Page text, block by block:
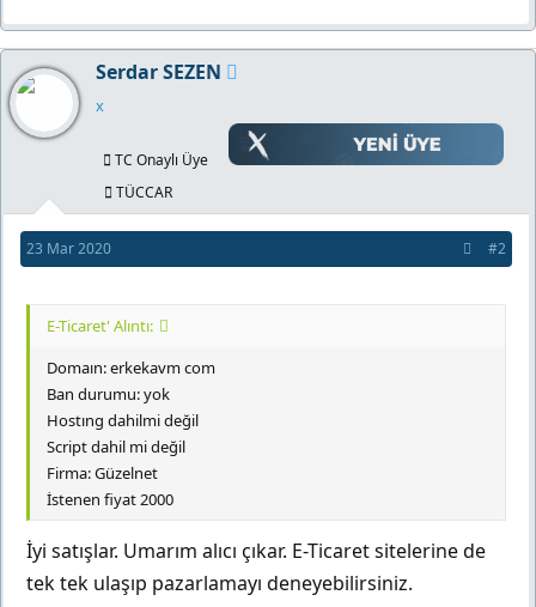
Serdar SEZEN
x
TC Onaylı Üye
TÜCCAR
23 Mar 2020 #2
E-Ticaret' Alıntı:
Domaın: erkekavm com
Ban durumu: yok
Hostıng dahilmi değil
Script dahil mi değil
Firma: Güzelnet
İstenen fiyat 2000
İyi satışlar. Umarım alıcı çıkar. E-Ticaret sitelerine de
tek tek ulaşıp pazarlamayı deneyebilirsiniz.